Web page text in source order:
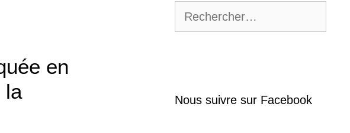
en
la
Nous suivre sur Facebook